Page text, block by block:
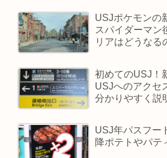
USJポケモンの
スパイダーマン
リアはどうなる
初めてのUSJ！
USJへのアクセ
分かりやすく説
USJ年パスフー
降ポテトやパテ